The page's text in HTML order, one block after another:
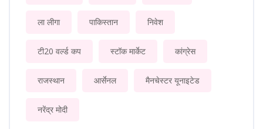
ला लीगा पाकिस्तान निवेश
टी20 वर्ल्ड कप स्टॉक मार्केट कांग्रेस
राजस्थान आर्सेनल मैनचेस्टर यूनाइटेड
नरेंद्र मोदी